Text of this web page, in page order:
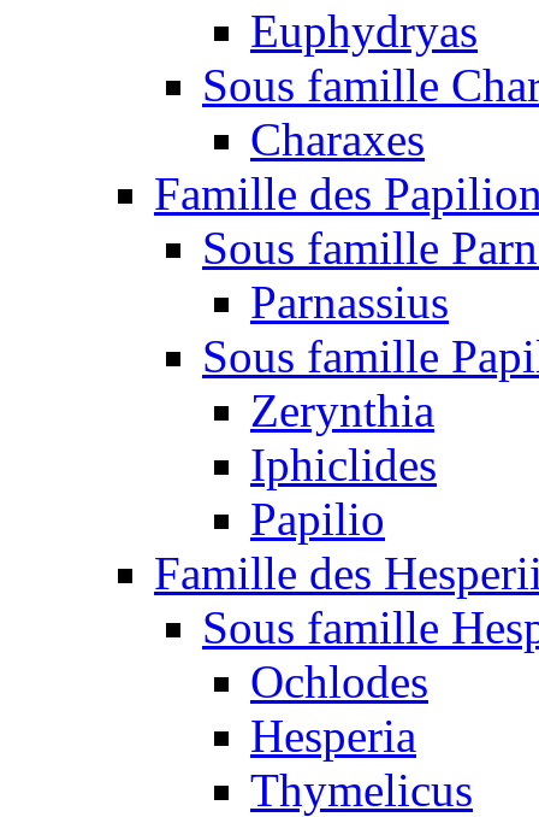
Euphydryas
Sous famille
Charaxes
Famille des
Sous famille
Parnassius
Sous famille
Zerynthia
Iphiclides
Papilio
Famille des
Sous famille
Ochlodes
Hesperia
Thymelicus